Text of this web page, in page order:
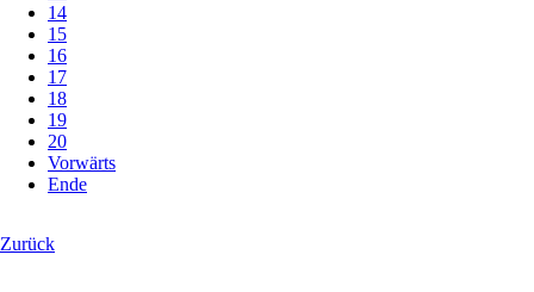
14
15
16
17
18
19
20
Vorwärts
Ende
Zurück